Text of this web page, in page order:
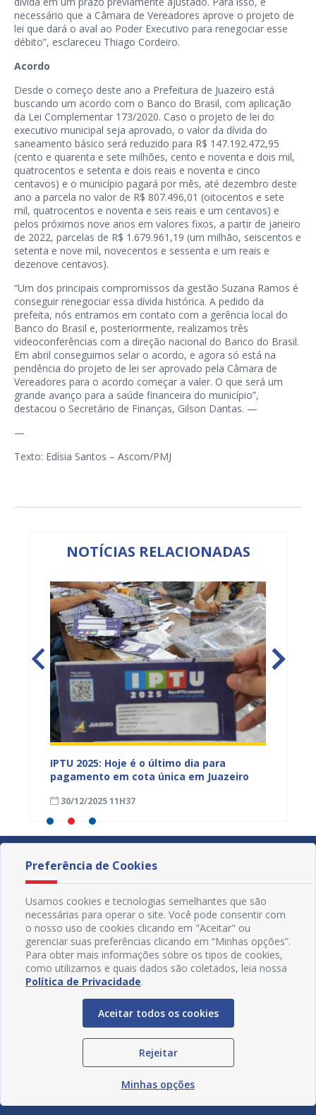
necessário que a Câmara de Vereadores aprove o projeto de
lei que dará o aval ao Poder Executivo para renegociar esse
débito”, esclareceu Thiago Cordeiro.
Acordo
Desde o começo deste ano a Prefeitura de Juazeiro está
buscando um acordo com o Banco do Brasil, com aplicação
da Lei Complementar 173/2020. Caso o projeto de lei do
executivo municipal seja aprovado, o valor da dívida do
saneamento básico será reduzido para R$ 147.192.472,95
(cento e quarenta e sete milhões, cento e noventa e dois mil,
quatrocentos e setenta e dois reais e noventa e cinco
centavos) e o município pagará por mês, até dezembro deste
ano a parcela no valor de R$ 807.496,01 (oitocentos e sete
mil, quatrocentos e noventa e seis reais e um centavos) e
pelos próximos nove anos em valores fixos, a partir de janeiro
de 2022, parcelas de R$ 1.679.961,19 (um milhão, seiscentos e
setenta e nove mil, novecentos e sessenta e um reais e
dezenove centavos).
“Um dos principais compromissos da gestão Suzana Ramos é
conseguir renegociar essa dívida histórica. A pedido da
prefeita, nós entramos em contato com a gerência local do
Banco do Brasil e, posteriormente, realizamos três
videoconferências com a direção nacional do Banco do Brasil.
Em abril conseguimos selar o acordo, e agora só está na
pendência do projeto de lei ser aprovado pela Câmara de
Vereadores para o acordo começar a valer. O que será um
grande avanço para a saúde financeira do município”,
destacou o Secretário de Finanças, Gilson Dantas. —
—
Texto: Edísia Santos – Ascom/PMJ
NOTÍCIAS RELACIONADAS
IPTU 2025: Hoje é o último dia para
pagamento em cota única em Juazeiro
30/12/2025 11H37
Redes Sociais
Preferência de Cookies
Usamos cookies e tecnologias semelhantes que são
necessárias para operar o site. Você pode consentir com
o nosso uso de cookies clicando em "Aceitar" ou
gerenciar suas preferências clicando em “Minhas opções”.
Para obter mais informações sobre os tipos de cookies,
como utilizamos e quais dados são coletados, leia nossa
Política de Privacidade.
Aceitar todos os cookies
Rejeitar
Minhas opções